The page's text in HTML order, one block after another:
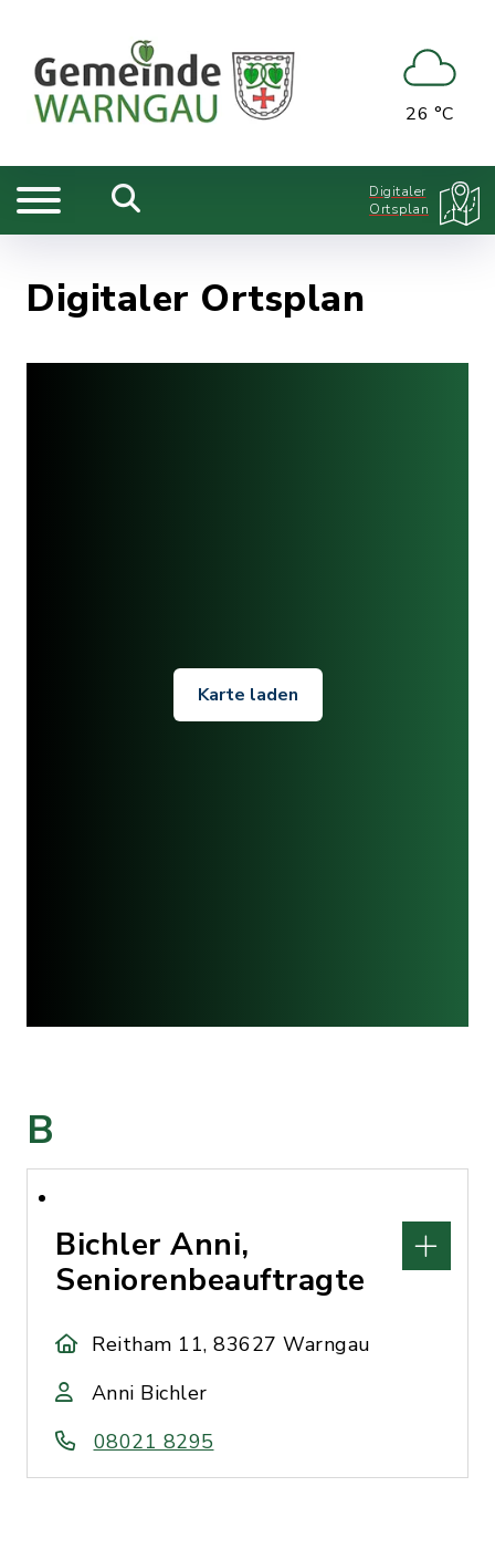
26 °C
Digitaler
Ortsplan
Digitaler Ortsplan
Karte laden
B
Bichler Anni,
Seniorenbeauftragte
Reitham 11, 83627 Warngau
Anni Bichler
08021 8295